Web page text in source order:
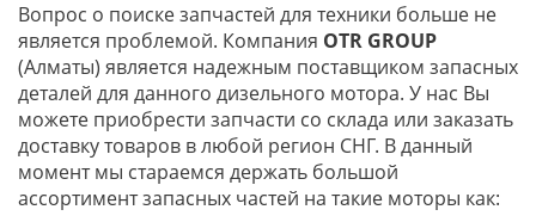
Вопрос о поиске запчастей для техники больше не
является проблемой. Компания OTR GROUP
(Алматы) является надежным поставщиком запасных
деталей для данного дизельного мотора. У нас Вы
можете приобрести запчасти со склада или заказать
доставку товаров в любой регион СНГ. В данный
момент мы стараемся держать большой
ассортимент запасных частей на такие моторы как: